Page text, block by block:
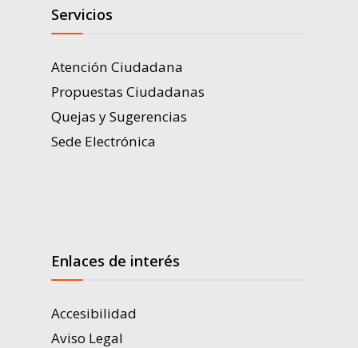
Servicios
Atención Ciudadana
Propuestas Ciudadanas
Quejas y Sugerencias
Sede Electrónica
Enlaces de interés
Accesibilidad
Aviso Legal